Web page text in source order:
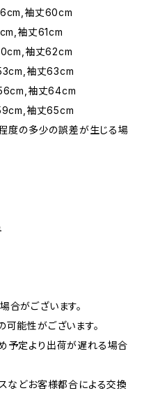
袖丈60cm
袖丈61cm
袖丈62cm
袖丈63cm
袖丈64cm
袖丈65cm
度の多少の誤差が生じる場
合がございます。
可能性がございます。
予定より出荷が遅れる場合
スなどお客様都合による交換